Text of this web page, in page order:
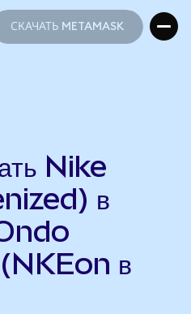
СКАЧАТЬ METAMASK
Nike
в
в